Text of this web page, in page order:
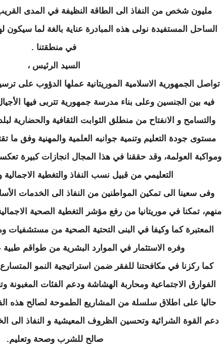
مليون شخص من النفاذ الى الطاقة النظيفة في المدى
الساحل المستفيدة نولى هذه المبادرة عناية بالغة لما سيكون
في منطقتنا .
السيد الرئيس ،
تواصل الجمهورية الاسلامية الموريتانية عملها الدؤوب على
فيه بين الجنسين وعلى بناء مدرسة جمهورية تتربى فيها
والتسامح و الانفتاح من منطلق الثوابت الثقافية والحضارية
مستوى جودة التعليم وتنمية جوانبه العلمية والمهنية وفق ما
ومواكبة العولمة، وقد حققنا في هذا المجال انجازات كبيرة
التعليمي من قبيل نسب النفاذ والتغطية الاجمالية
وفى سعينا الى تمكين المواطنين من النفاذ الى الخدمات
منهم، تمكنا في موريتانيا من رفع مؤشر التغطية الصحية
المعتبرة كما وكيفا في البنى التحتية الصحية من
وفره الاستثمار في الموارد البشرية من طواقم طبية
كما ركزنا في مكافحتنا للفقر ضمن استراتيجية النمو
الفوارق الاجتماعية ومحاربة الهشاشة ودعم الفئات المغبونة
حاليا على اطلاق سلسلة من المشاريع الطموحة لصالح هذه
دعم القوة الشرائية وتحسين الظروف المعيشية و النفاذ الى
صالح للشرب وصحة وتعليم.